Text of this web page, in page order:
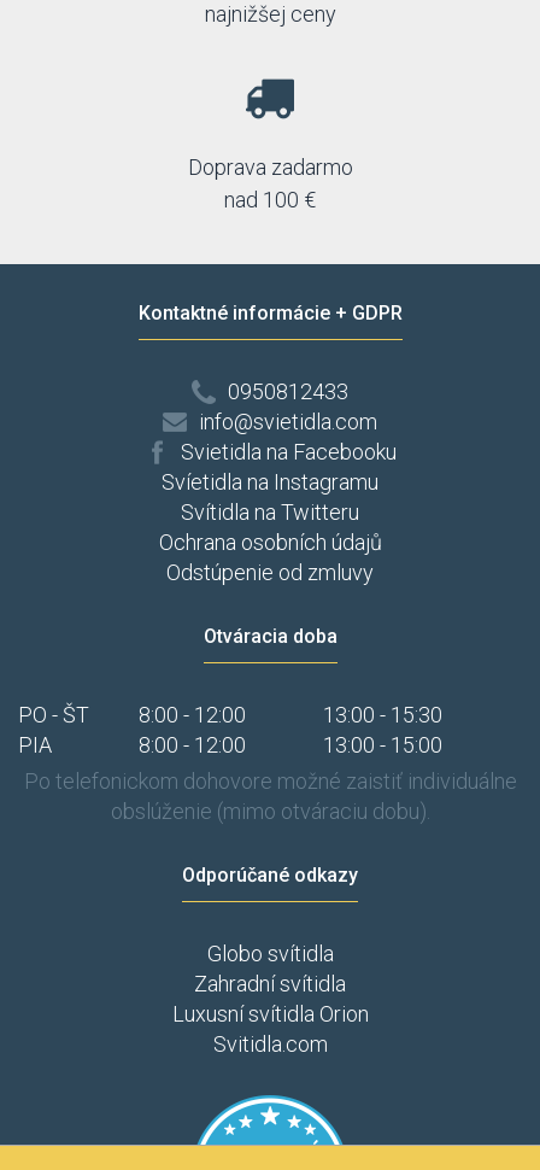
najnižšej ceny
Doprava zadarmo
nad 100 €
Kontaktné informácie + GDPR
0950812433
info@svietidla.com
Svietidla na Facebooku
Svíetidla na Instagramu
Svítidla na Twitteru
Ochrana osobních údajů
Odstúpenie od zmluvy
Otváracia doba
PO - ŠT 8:00 - 12:00
13:00 - 15:30
PIA
8:00 - 12:00
13:00 - 15:00
Po telefonickom dohovore možné zaistiť individuálne
obslúženie (mimo otváraciu dobu).
Odporúčané odkazy
Globo svítidla
Zahradní svítidla
Luxusní svítidla Orion
Svitidla.com